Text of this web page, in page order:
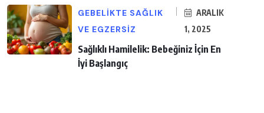
GEBELIKTE SAĞLIK
VE EGZERSIZ
ARALIK
1, 2025
Sağlıklı Hamilelik: Bebeğiniz İçin En
İyi Başlangıç